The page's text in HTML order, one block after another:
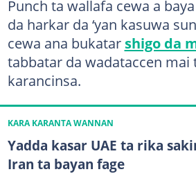
Punch ta wallafa cewa a
da harkar da ‘yan kasuwa
cewa ana bukatar shigo da
tabbatar da wadataccen mai
karancinsa.
KARA KARANTA WANNAN
Yadda kasar UAE ta rika
Iran ta bayan fage